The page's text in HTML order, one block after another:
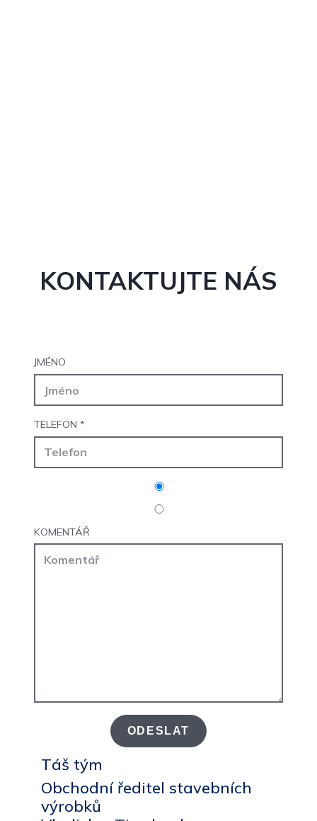
KONTAKTUJTE NÁS
JMÉNO
TELEFON *
KOMENTÁŘ
ODESLAT
Тáš tým
Obchodní ředitel stavebních
výrobků